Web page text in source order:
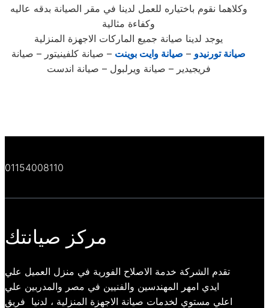
وكلاهما نقوم باختياره للعمل لدينا في مقر الصيانة بدقه عاليه
وكفاءة مثالية
يوجد لدينا صيانة جميع الماركات الاجهزة المنزلية
صيانة تورنيدو – صيانة وايت بوينت – صيانة كلفينيتور – صيانة
فريجيدير – صيانة ويرلبول – صيانة اندست
01154008110
مركز صيانتك
تقدم الشركة خدمة الاصلاح الفورية في منزل العميل علي
ايدي امهر المهندسين والفنيين في مصر والمدربين علي
اعلي مستوي لخدمات صيانة الاجهزة المنزلية ، لدنيا فريق